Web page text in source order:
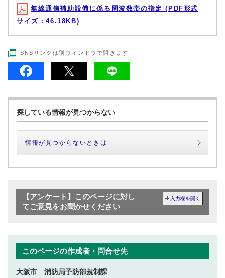
無線通信補助設備に係る周波数帯の指定 (PDF形式
サイズ：46.18KB)
SNSリンクは別ウィンドウで開きます
探している情報が見つからない
情報が見つからないときは
【アンケート】このページに対し
てご意見をお聞かせください
入力欄を開く
このページの作成者・問合せ先
大阪市 消防局予防部規制課